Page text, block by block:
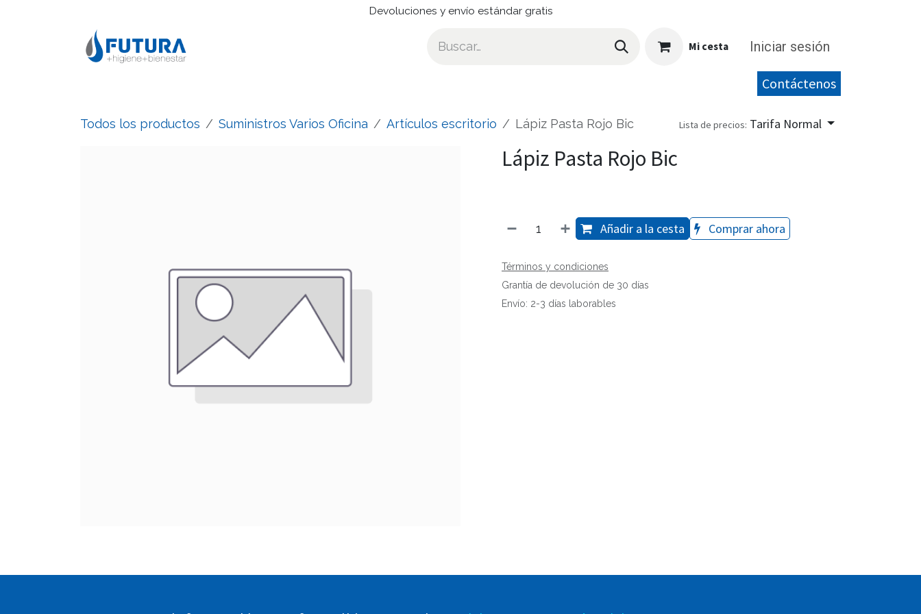
Devoluciones y envío estándar gratis
Mi cesta Iniciar sesión
Contáctenos
Todos los productos Suministros Varios Oficina Artículos escritorio Lápiz Pasta Rojo Bic Lista de precios: Tarifa Normal
Lápiz Pasta Rojo Bic
Añadir a la cesta Comprar ahora
Términos y condiciones
Grantía de devolución de 30 días
Envío: 2-3 días laborables